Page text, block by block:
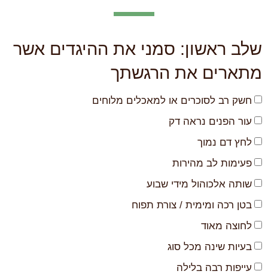
שלב ראשון: סמני את ההיגדים אשר
מתארים את הרגשתך
חשק רב לסוכרים או למאכלים מלוחים
עור הפנים נראה דק
לחץ דם נמוך
פעימות לב מהירות
שותה אלכוהול מידי שבוע
בטן רכה ומימית / צורת תפוח
לחוצה מאוד
בעיות שינה מכל סוג
עייפות רבה בלילה